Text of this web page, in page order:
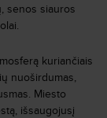
senos siauros
kuriančiais
nuoširdumas,
Miesto
išsaugojusį